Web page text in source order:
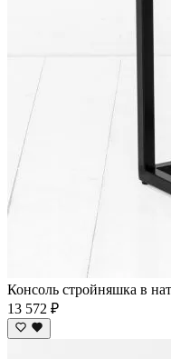
Консоль стройняшка в
13 572 ₽